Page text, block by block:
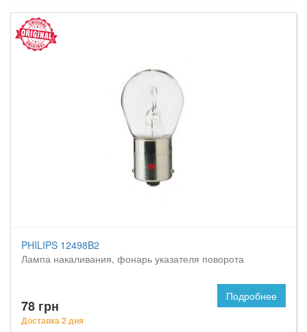
PHILIPS 12498B2
Лампа накаливания, фонарь указателя поворота
78 грн
Доставка 2 дня
Подробнее